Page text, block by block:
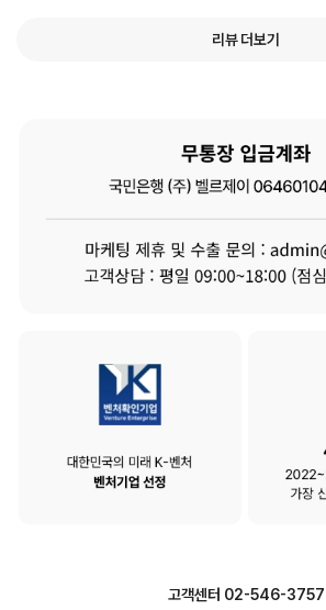
리뷰 더보기
고객센터 02-546-3757